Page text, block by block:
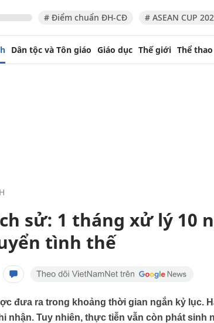
# Điểm chuẩn ĐH-CĐ # ASEAN CUP
Dân tộc và Tôn giáo Giáo dục Thế giới Thể thao
sử: 1 tháng xử lý 10
tình thế
đưa ra trong khoảng thời gian ngắn kỷ lục.
nhận. Tuy nhiên, thực tiễn vẫn còn phát sinh